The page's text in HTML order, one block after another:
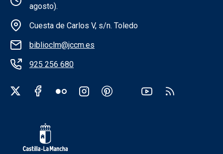
agosto).
Cuesta de Carlos V, s/n. Toledo
biblioclm@jccm.es
925 256 680
Redes sociales institución